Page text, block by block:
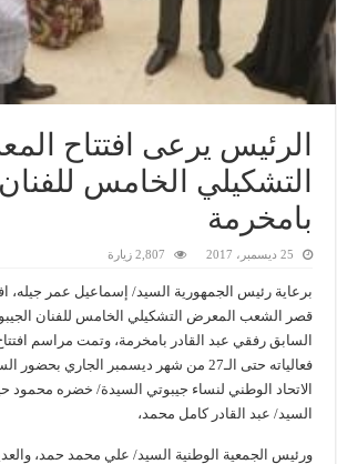
الرئيس يرعى افتتاح
التشكيلي الخامس
بامخرمة
25 ديسمبر، 2017 2,807 زيارة
برعاية رئيس الجمهورية السيد/ إسماعيل عمر جيله،
قصر الشعب المعرض التشكيلي الخامس للفنان
السابق رفقي عبد القادر بامخرمة، وتمت مراسم
فعالياته حتى الـ27 من شهر ديسمبر الجاري
الاتحاد الوطني لنساء جيبوتي السيدة/ خضره محمود
السيد/ عبد القادر كامل محمد،
ورئيس الجمعية الوطنية السيد/ علي محمد حمد،